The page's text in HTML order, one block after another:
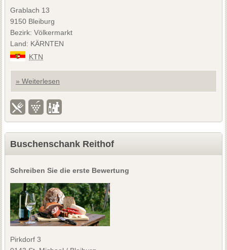
Grablach 13
9150 Bleiburg
Bezirk: Völkermarkt
Land: KÄRNTEN
KTN
» Weiterlesen
Buschenschank Reithof
Schreiben Sie die erste Bewertung
Pirkdorf 3